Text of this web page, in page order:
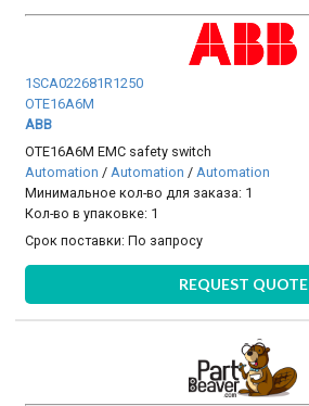
1SCA022681R1250
OTE16A6M
ABB
OTE16A6M EMC safety switch
Automation / Automation / Automation
Минимальное кол-во для заказа: 1
Кол-во в упаковке: 1
Срок поставки:По запросу
REQUEST QUOTE